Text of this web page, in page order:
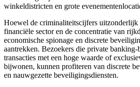
winkeldistricten en grote
Hoewel de criminaliteitscijfers uitzonderlijk
financiële sector en de concentratie van
economische spionage en discrete
aantrekken. Bezoekers die private banking-
transacties met een hoge waarde of
bijwonen, kunnen profiteren van discrete
en nauwgezette beveiligingsdiensten.